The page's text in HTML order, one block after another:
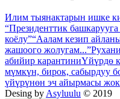
Илим тыянактарын ишке
“Президенттик башкарууга
коёлу”“Аалам кезип
жашоого жолугам...”
абийир карантиниҮйүрдө
мүмкүн, бирок, сабырдуу
үйүрүнөн эч айырмасы жок
Desing by Asyluulu © 2019